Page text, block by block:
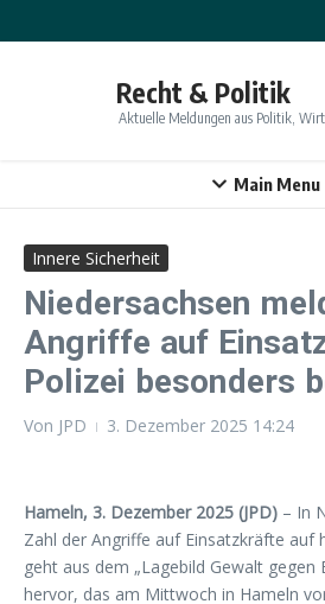
Recht & Politik
Aktuelle Meldungen aus Politik,
Main Menu
Innere Sicherheit
Niedersachsen
Angriffe auf
Polizei besonders
Von JPD 3. Dezember 2025 14:24
Hameln, 3. Dezember 2025 (JPD) – In
Zahl der Angriffe auf Einsatzkräfte auf
geht aus dem „Lagebild Gewalt gegen
hervor, das am Mittwoch in Hameln